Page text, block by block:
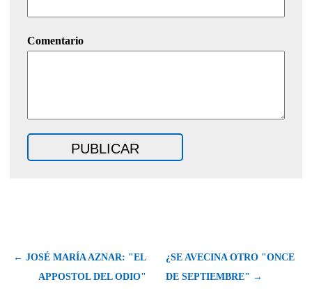
Comentario
← JOSÉ MARÍA AZNAR: "EL
APPOSTOL DEL ODIO"
¿SE AVECINA OTRO "ONCE
DE SEPTIEMBRE" →